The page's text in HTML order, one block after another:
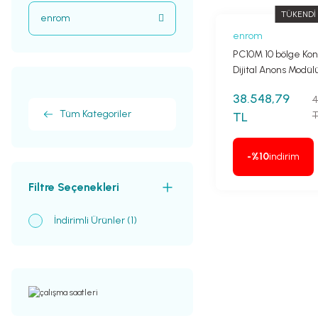
enrom
Tüm Kategoriler
Filtre Seçenekleri
İndirimli Ürünler (1)
TÜKENDİ
enrom
PC10M 10 bölge
Dijital Anons
38.548,79
TL
-%10indirim